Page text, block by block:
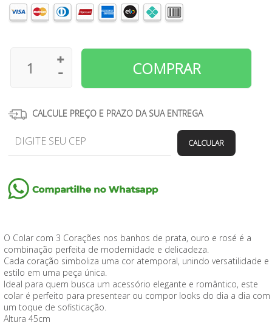
CALCULE PREÇO E PRAZO DA SUA ENTREGA
CALCULAR
O Colar com 3 Corações nos banhos de prata, ouro e rosé é a
combinação perfeita de modernidade e delicadeza.
Cada coração simboliza uma cor atemporal, unindo versatilidade e
estilo em uma peça única.
Ideal para quem busca um acessório elegante e romântico, este
colar é perfeito para presentear ou compor looks do dia a dia com
um toque de sofisticação.
Altura 45cm